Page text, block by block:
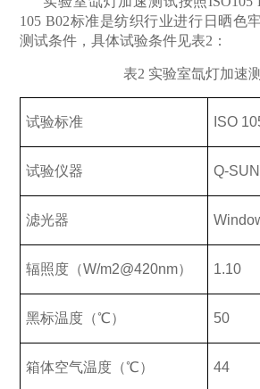
105 B02标准是纺织行业进行日晒色
测试条件，具体试验条件见表2 ：
表2 实验室氙灯加速
试验标准 ISO
试验仪器 Q-
滤光器
辐照度（W/m2@420nm） 1.10
黑标温度（℃） 50
箱体空气温度（℃） 44